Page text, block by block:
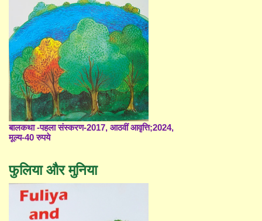
बालकथा -पहला संस्करण-2017, आठवीं आवृत्ति;2024,
मूल्य-40 रुपये
फुलिया और मुनिया